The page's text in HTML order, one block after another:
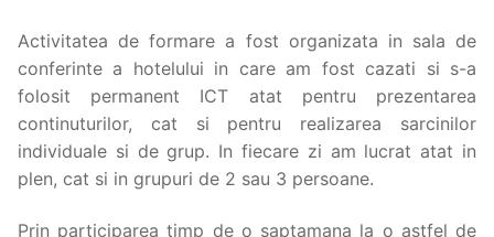
Activitatea de formare a fost organizata in sala de
conferinte a hotelului in care am fost cazati si s-a
folosit permanent ICT atat pentru prezentarea
continuturilor, cat si pentru realizarea sarcinilor
individuale si de grup. In fiecare zi am lucrat atat in
plen, cat si in grupuri de 2 sau 3 persoane.
Prin participarea timp de o saptamana la o astfel de